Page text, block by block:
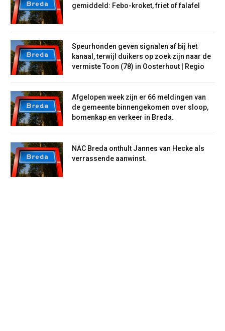
gemiddeld: Febo-kroket, friet of falafel
Speurhonden geven signalen af bij het
kanaal, terwijl duikers op zoek zijn naar de
vermiste Toon (78) in Oosterhout | Regio
Afgelopen week zijn er 66 meldingen van
de gemeente binnengekomen over sloop,
bomenkap en verkeer in Breda.
NAC Breda onthult Jannes van Hecke als
verrassende aanwinst.